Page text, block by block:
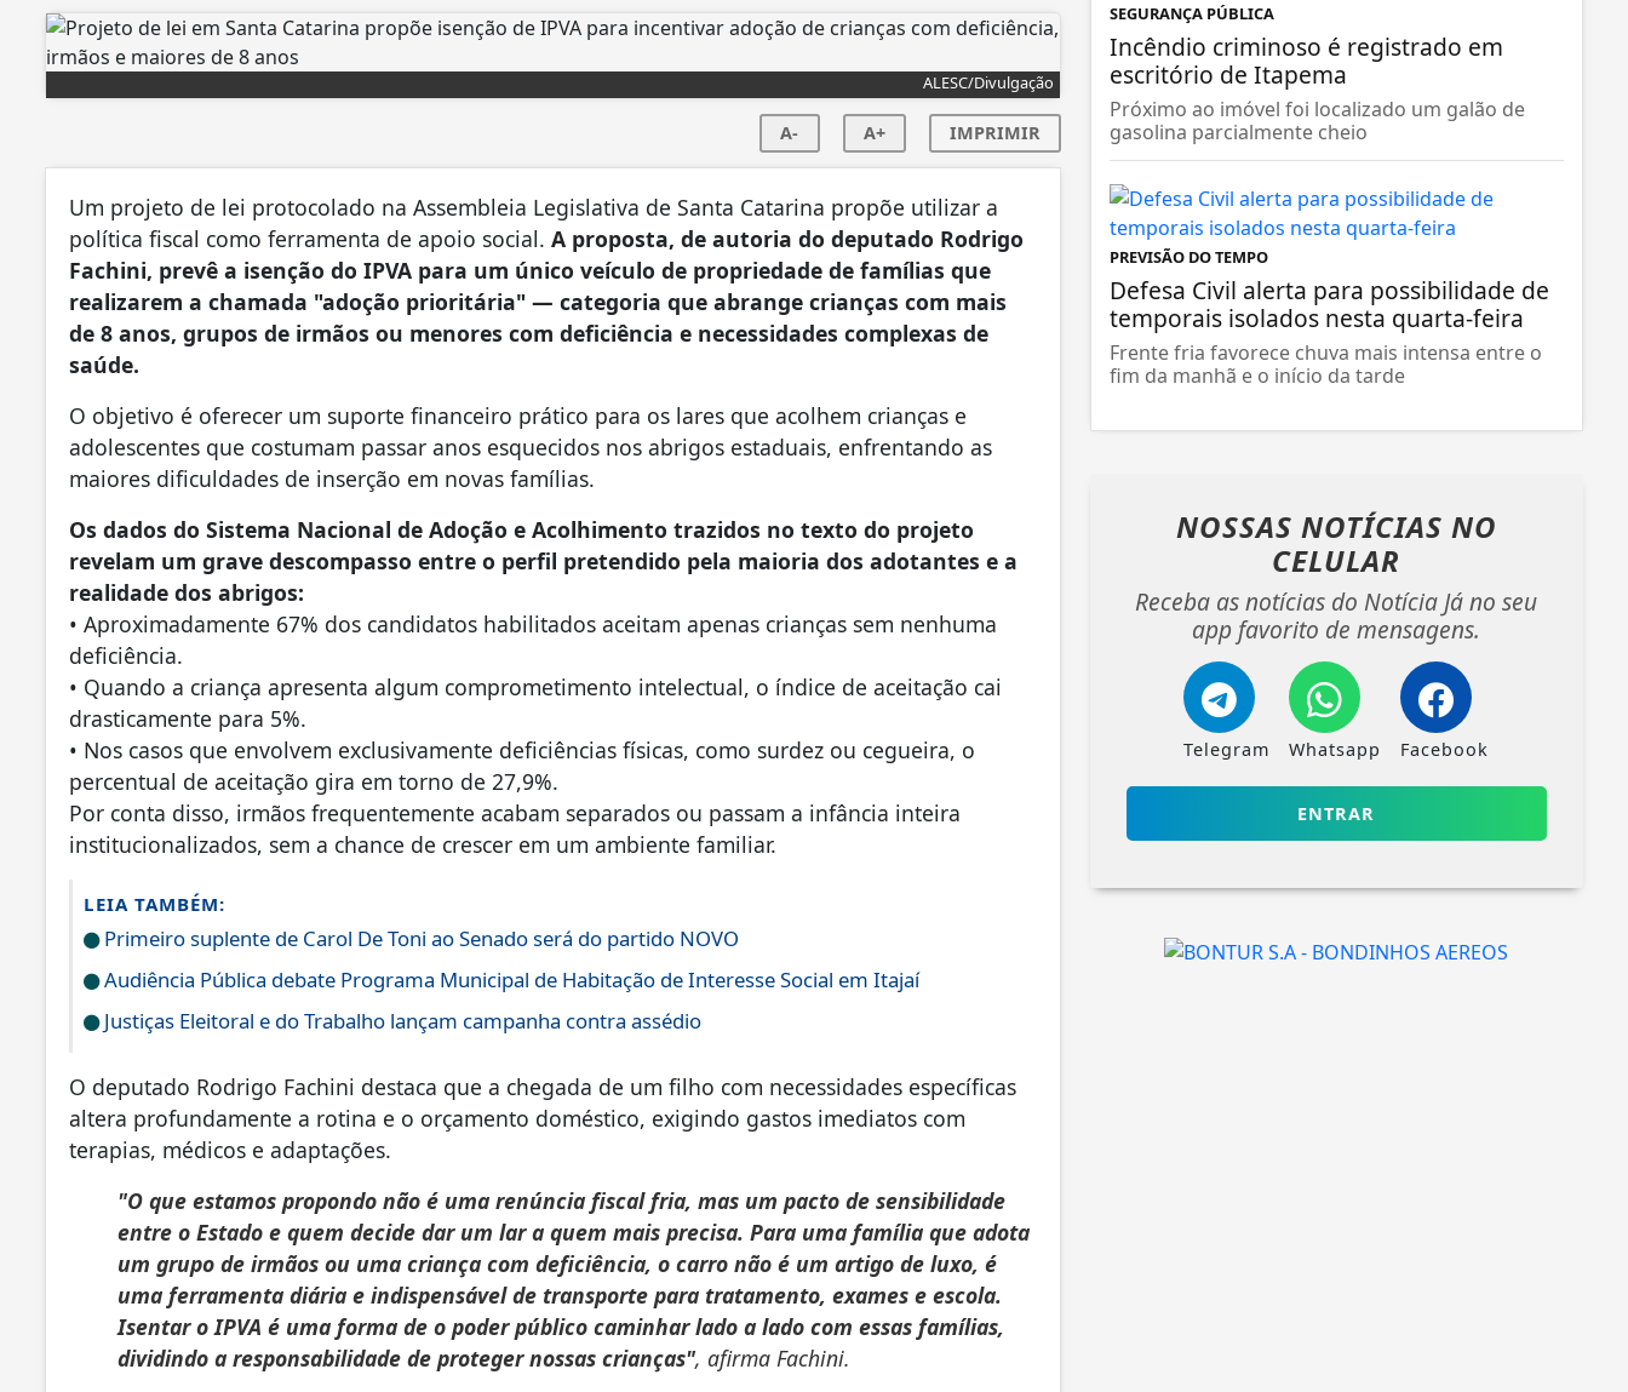
ALESC/Divulgação
A- A+ IMPRIMIR
Um projeto de lei protocolado na Assembleia Legislativa de Santa Catarina propõe utilizar a
política fiscal como ferramenta de apoio social. A proposta, de autoria do deputado Rodrigo
Fachini, prevê a isenção do IPVA para um único veículo de propriedade de famílias que
realizarem a chamada "adoção prioritária" — categoria que abrange crianças com mais
de 8 anos, grupos de irmãos ou menores com deficiência e necessidades complexas de
saúde.
O objetivo é oferecer um suporte financeiro prático para os lares que acolhem crianças e
adolescentes que costumam passar anos esquecidos nos abrigos estaduais, enfrentando as
maiores dificuldades de inserção em novas famílias.
Os dados do Sistema Nacional de Adoção e Acolhimento trazidos no texto do projeto
revelam um grave descompasso entre o perfil pretendido pela maioria dos adotantes e a
realidade dos abrigos:
• Aproximadamente 67% dos candidatos habilitados aceitam apenas crianças sem nenhuma
deficiência.
• Quando a criança apresenta algum comprometimento intelectual, o índice de aceitação cai
drasticamente para 5%.
• Nos casos que envolvem exclusivamente deficiências físicas, como surdez ou cegueira, o
percentual de aceitação gira em torno de 27,9%.
Por conta disso, irmãos frequentemente acabam separados ou passam a infância inteira
institucionalizados, sem a chance de crescer em um ambiente familiar.
LEIA TAMBÉM:
Primeiro suplente de Carol De Toni ao Senado será do partido NOVO
Audiência Pública debate Programa Municipal de Habitação de Interesse Social em Itajaí
Justiças Eleitoral e do Trabalho lançam campanha contra assédio
O deputado Rodrigo Fachini destaca que a chegada de um filho com necessidades específicas
altera profundamente a rotina e o orçamento doméstico, exigindo gastos imediatos com
terapias, médicos e adaptações.
"O que estamos propondo não é uma renúncia fiscal fria, mas um pacto de sensibilidade
entre o Estado e quem decide dar um lar a quem mais precisa. Para uma família que adota
um grupo de irmãos ou uma criança com deficiência, o carro não é um artigo de luxo, é
uma ferramenta diária e indispensável de transporte para tratamento, exames e escola.
Isentar o IPVA é uma forma de o poder público caminhar lado a lado com essas famílias,
dividindo a responsabilidade de proteger nossas crianças", afirma Fachini.
SEGURANÇA PÚBLICA
Incêndio criminoso é registrado em
escritório de Itapema
Próximo ao imóvel foi localizado um galão de
gasolina parcialmente cheio
PREVISÃO DO TEMPO
Defesa Civil alerta para possibilidade de
temporais isolados nesta quarta-feira
Frente fria favorece chuva mais intensa entre o
fim da manhã e o início da tarde
NOSSAS NOTÍCIAS NO
CELULAR
Receba as notícias do Notícia Já no seu
app favorito de mensagens.
Telegram Whatsapp Facebook
ENTRAR